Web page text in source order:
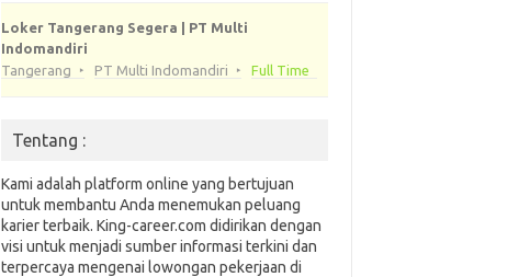
Loker Tangerang Segera | PT Multi
Indomandiri
Tangerang
PT Multi Indomandiri Full Time
Tentang :
Kami adalah platform online yang bertujuan
untuk membantu Anda menemukan peluang
karier terbaik. King-career.com didirikan dengan
visi untuk menjadi sumber informasi terkini dan
terpercaya mengenai lowongan pekerjaan di